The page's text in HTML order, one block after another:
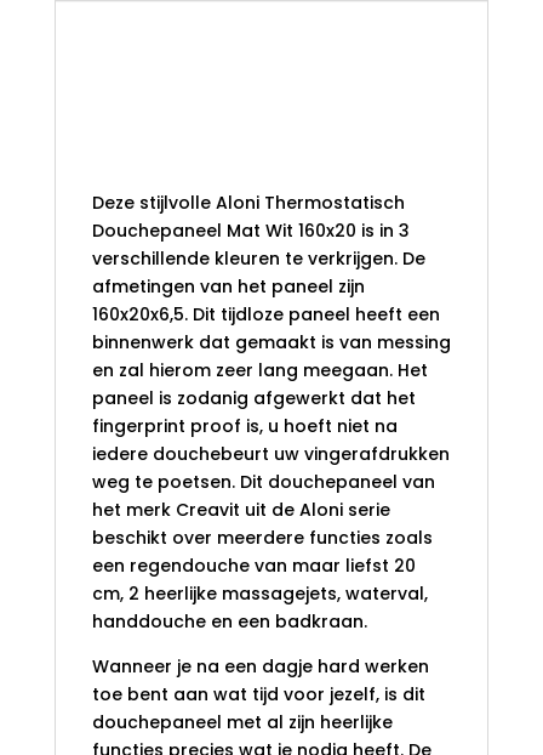
Deze stijlvolle Aloni Thermostatisch
Douchepaneel Mat Wit 160x20 is in 3
verschillende kleuren te verkrijgen. De
afmetingen van het paneel zijn
160x20x6,5. Dit tijdloze paneel heeft een
binnenwerk dat gemaakt is van messing
en zal hierom zeer lang meegaan. Het
paneel is zodanig afgewerkt dat het
fingerprint proof is, u hoeft niet na
iedere douchebeurt uw vingerafdrukken
weg te poetsen. Dit douchepaneel van
het merk Creavit uit de Aloni serie
beschikt over meerdere functies zoals
een regendouche van maar liefst 20
cm, 2 heerlijke massagejets, waterval,
handdouche en een badkraan.
Wanneer je na een dagje hard werken
toe bent aan wat tijd voor jezelf, is dit
douchepaneel met al zijn heerlijke